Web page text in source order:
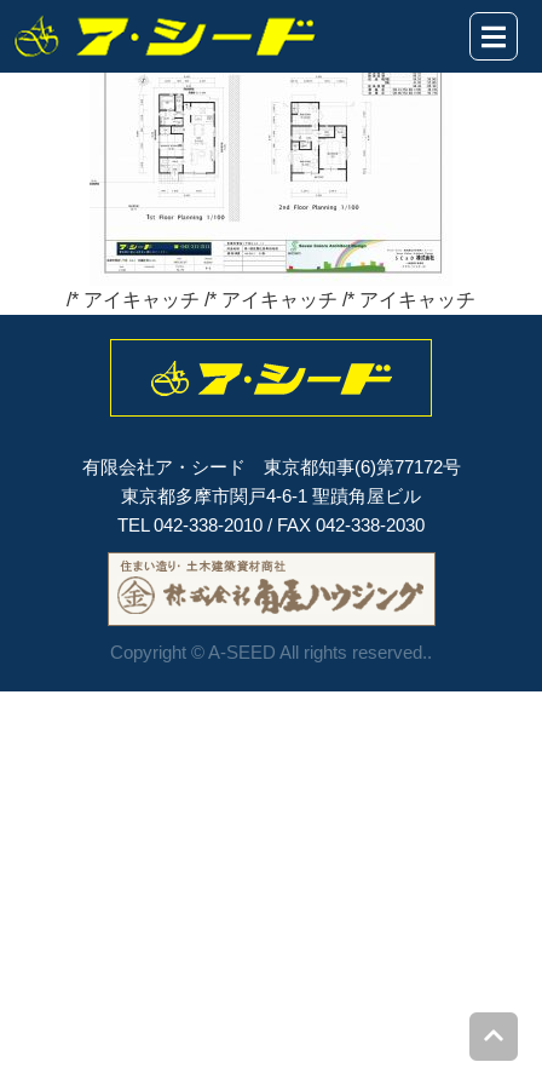
愛宕1丁目★HP★№②確定LAN2022.2.10 2022年02月10日
/* アイキャッチ /* アイキャッチ /* アイキャッチ
有限会社ア・シード 東京都知事(6)第77172号
東京都多摩市関戸4-6-1 聖蹟角屋ビル
TEL 042-338-2010 / FAX 042-338-2030
Copyright © A-SEED All rights reserved..